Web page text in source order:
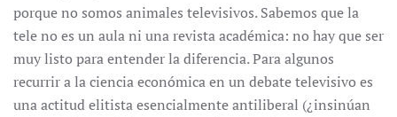
porque no somos animales televisivos. Sabemos que la
tele no es un aula ni una revista académica: no hay que ser
muy listo para entender la diferencia. Para algunos
recurrir a la ciencia económica en un debate televisivo es
una actitud elitista esencialmente antiliberal (¿insinúan